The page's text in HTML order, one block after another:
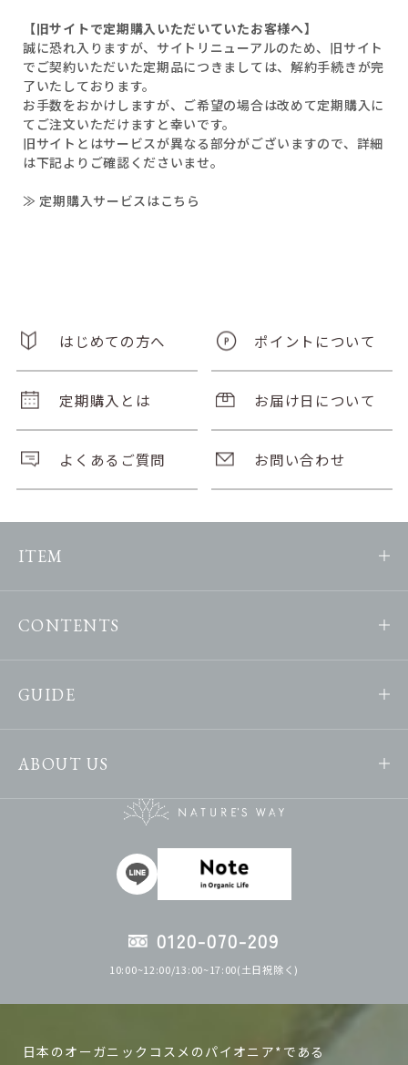
【旧サイトで定期購入いただいていたお客様へ】
誠に恐れ入りますが、サイトリニューアルのため、旧サイト
でご契約いただいた定期品につきましては、解約手続きが完
了いたしております。
お手数をおかけしますが、ご希望の場合は改めて定期購入に
てご注文いただけますと幸いです。
旧サイトとはサービスが異なる部分がございますので、詳細
は下記よりご確認くださいませ。
≫ 定期購入サービスはこちら
はじめての方へ ポイントについて
定期購入とは お届け日について
よくあるご質問 お問い合わせ
ITEM
CONTENTS
GUIDE
ABOUT US
0120-070-209
10:00~12:00/13:00~17:00(土日祝除く)
日本のオーガニックコスメのパイオニア*である